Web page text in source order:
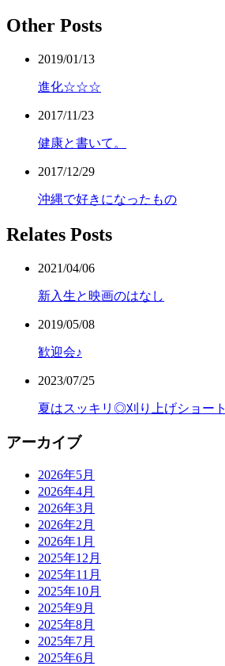
Other Posts
2019/01/13
進化☆☆☆
2017/11/23
健康と書いて。
2017/12/29
沖縄で好きになったもの
Relates Posts
2021/04/06
新入生と映画のはなし
2019/05/08
歓迎会♪
2023/07/25
夏はスッキリ◎刈り上げショート
アーカイブ
2026年5月
2026年4月
2026年3月
2026年2月
2026年1月
2025年12月
2025年11月
2025年10月
2025年9月
2025年8月
2025年7月
2025年6月